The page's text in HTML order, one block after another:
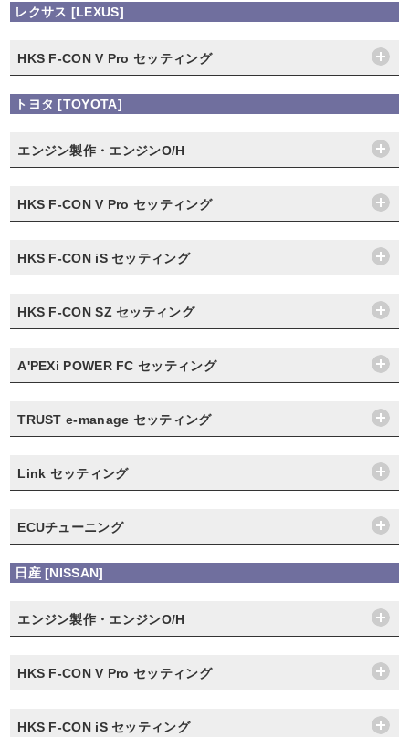
レクサス [LEXUS]
HKS F-CON V Pro セッティング
トヨタ [TOYOTA]
エンジン製作・エンジンO/H
HKS F-CON V Pro セッティング
HKS F-CON iS セッティング
HKS F-CON SZ セッティング
A'PEXi POWER FC セッティング
TRUST e-manage セッティング
Link セッティング
ECUチューニング
日産 [NISSAN]
エンジン製作・エンジンO/H
HKS F-CON V Pro セッティング
HKS F-CON iS セッティング